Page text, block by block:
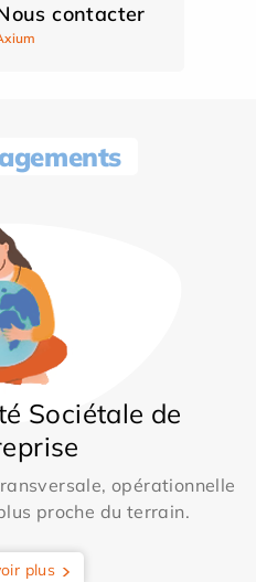
contacter
Sociétale de
opérationnelle
proche du terrain.
plus